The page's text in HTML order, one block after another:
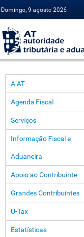
Domingo, 9 agosto 2026
A AT
Agenda Fiscal
Serviços
Informação Fiscal e
Aduaneira
Apoio ao Contribuinte
Grandes Contribuintes
U-Tax
Estatísticas